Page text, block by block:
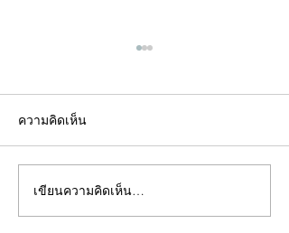
คอลัมน์"จับชีพจรวงการ
พระ"ประจำพุธที่ 29
ความคิดเห็น
เขียนความคิดเห็น…